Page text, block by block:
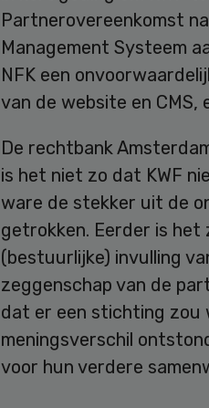
Partnerovereenkomst
Management Systeem
NFK een
van de website en CMS,
De rechtbank
is het niet zo dat KWF
ware de stekker uit de
getrokken. Eerder is het
(bestuurlijke) invulling
zeggenschap van de
dat er een stichting zou
meningsverschil
voor hun verdere